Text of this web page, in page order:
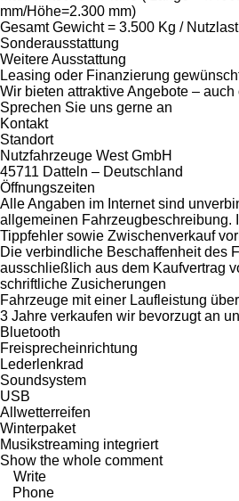
mm/Höhe=2.300 mm)
Gesamt Gewicht = 3.500 Kg /
Sonderausstattung
Weitere Ausstattung
Leasing oder Finanzierung
Wir bieten attraktive Angebote –
Sprechen Sie uns gerne an
Kontakt
Standort
Nutzfahrzeuge West GmbH
45711 Datteln – Deutschland
Öffnungszeiten
Alle Angaben im Internet sind
allgemeinen Fahrzeugbeschreibung.
Tippfehler sowie Zwischenverkauf
Die verbindliche Beschaffenheit des
ausschließlich aus dem Kaufvertrag
schriftliche Zusicherungen
Fahrzeuge mit einer Laufleistung
3 Jahre verkaufen wir bevorzugt an
Bluetooth
Freisprecheinrichtung
Lederlenkrad
Soundsystem
USB
Allwetterreifen
Winterpaket
Musikstreaming integriert
Show the whole comment
Write
Phone